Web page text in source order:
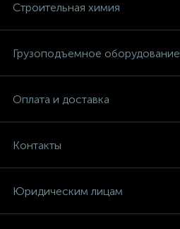
Строительная химия
Грузоподъемное оборудование
Оплата и доставка
Контакты
Юридическим лицам